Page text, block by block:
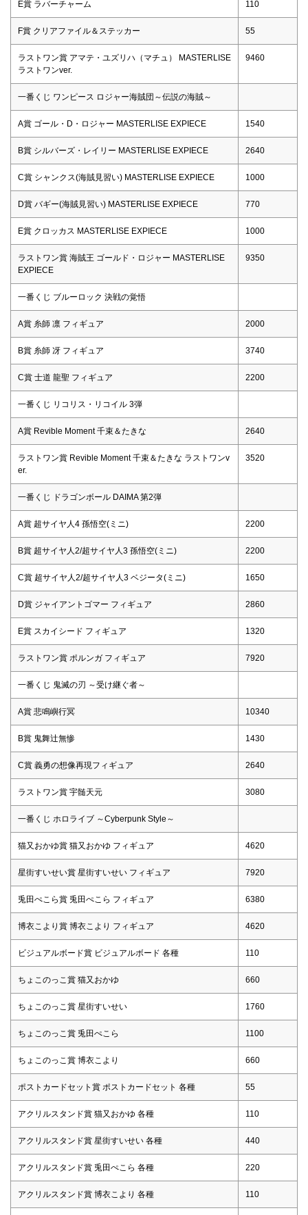
E賞 ラバーチャーム 110
F賞 クリアファイル＆ステッカー 55
ラストワン賞 アマテ・ユズリハ（マチュ） MASTERLISE
ラストワンver.
9460
一番くじ ワンピース ロジャー海賊団～伝説の海賊～
A賞 ゴール・D・ロジャー MASTERLISE EXPIECE 1540
B賞 シルバーズ・レイリー MASTERLISE EXPIECE 2640
C賞 シャンクス(海賊見習い) MASTERLISE EXPIECE 1000
D賞 バギー(海賊見習い) MASTERLISE EXPIECE 770
E賞 クロッカス MASTERLISE EXPIECE 1000
ラストワン賞 海賊王 ゴールド・ロジャー MASTERLISE
EXPIECE
9350
一番くじ ブルーロック 決戦の覚悟
A賞 糸師 凛 フィギュア 2000
B賞 糸師 冴 フィギュア 3740
C賞 士道 龍聖 フィギュア 2200
一番くじ リコリス・リコイル 3弾
A賞 Revible Moment 千束＆たきな 2640
ラストワン賞 Revible Moment 千束＆たきな ラストワンv
er.
3520
一番くじ ドラゴンボール DAIMA 第2弾
A賞 超サイヤ人4 孫悟空(ミニ) 2200
B賞 超サイヤ人2/超サイヤ人3 孫悟空(ミニ) 2200
C賞 超サイヤ人2/超サイヤ人3 ベジータ(ミニ) 1650
D賞 ジャイアントゴマー フィギュア 2860
E賞 スカイシード フィギュア 1320
ラストワン賞 ポルンガ フィギュア 7920
一番くじ 鬼滅の刃 ～受け継ぐ者～
A賞 悲鳴嶼行冥 10340
B賞 鬼舞辻無惨 1430
C賞 義勇の想像再現フィギュア 2640
ラストワン賞 宇髄天元 3080
一番くじ ホロライブ ～Cyberpunk Style～
猫又おかゆ賞 猫又おかゆ フィギュア 4620
星街すいせい賞 星街すいせい フィギュア 7920
兎田ぺこら賞 兎田ぺこら フィギュア 6380
博衣こより賞 博衣こより フィギュア 4620
ビジュアルボード賞 ビジュアルボード 各種 110
ちょこのっこ賞 猫又おかゆ 660
ちょこのっこ賞 星街すいせい 1760
ちょこのっこ賞 兎田ぺこら 1100
ちょこのっこ賞 博衣こより 660
ポストカードセット賞 ポストカードセット 各種 55
アクリルスタンド賞 猫又おかゆ 各種 110
アクリルスタンド賞 星街すいせい 各種 440
アクリルスタンド賞 兎田ぺこら 各種 220
アクリルスタンド賞 博衣こより 各種 110